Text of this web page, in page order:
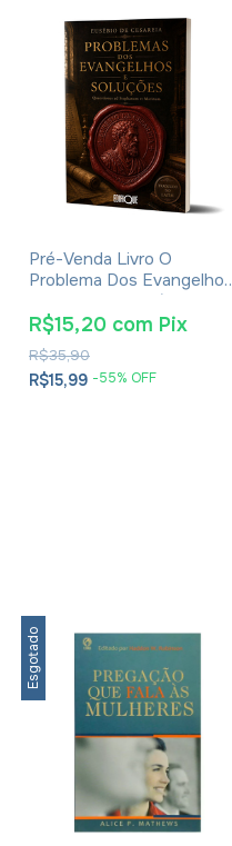
Pré-Venda Livro O
Problema Dos Evangelhos
E Soluções- Eusébio De
Cesareia
R$15,99 -55% OFF
R$35,90
R$15,20 com Pix
Esgotado